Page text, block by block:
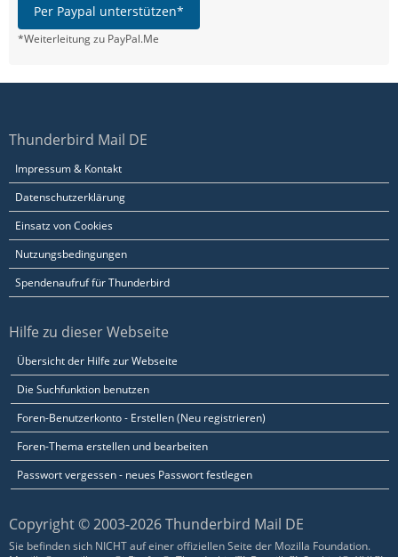
Per Paypal unterstützen*
*Weiterleitung zu PayPal.Me
Thunderbird Mail DE
Impressum & Kontakt
Datenschutzerklärung
Einsatz von Cookies
Nutzungsbedingungen
Spendenaufruf für Thunderbird
Hilfe zu dieser Webseite
Übersicht der Hilfe zur Webseite
Die Suchfunktion benutzen
Foren-Benutzerkonto - Erstellen (Neu registrieren)
Foren-Thema erstellen und bearbeiten
Passwort vergessen - neues Passwort festlegen
Copyright © 2003-2026 Thunderbird Mail DE
Sie befinden sich NICHT auf einer offiziellen Seite der Mozilla Foundation.